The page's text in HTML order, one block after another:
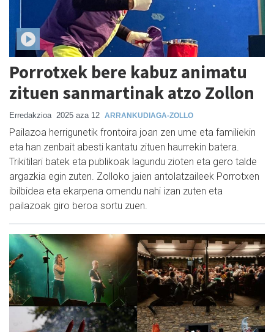
Porrotxek bere kabuz animatu
zituen sanmartinak atzo Zollon
Erredakzioa 2025 aza 12 ARRANKUDIAGA-ZOLLO
Pailazoa herrigunetik frontoira joan zen ume eta familiekin
eta han zenbait abesti kantatu zituen haurrekin batera.
Trikitilari batek eta publikoak lagundu zioten eta gero talde
argazkia egin zuten. Zolloko jaien antolatzaileek Porrotxen
ibilbidea eta ekarpena omendu nahi izan zuten eta
pailazoak giro beroa sortu zuen.